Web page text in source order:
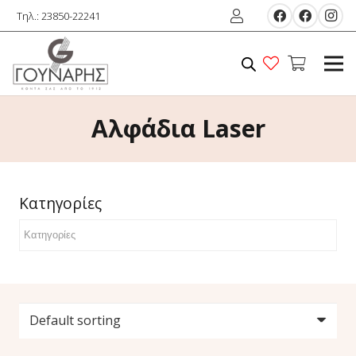
Τηλ.: 23850-22241
Αλφάδια Laser
Κατηγορίες